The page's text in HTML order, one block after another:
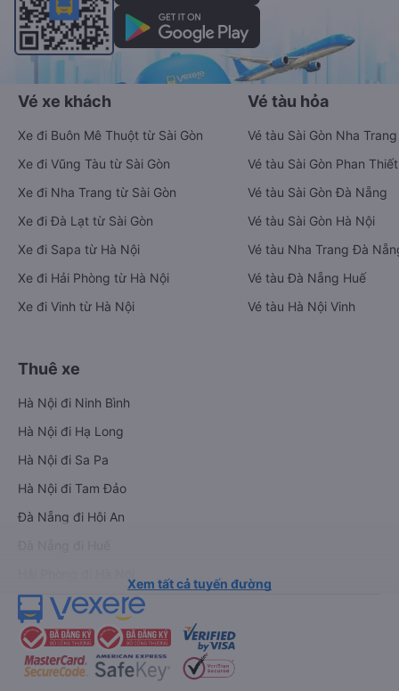
Vé xe khách
Xe đi Buôn Mê Thuột từ Sài Gòn
Xe đi Vũng Tàu từ Sài Gòn
Xe đi Nha Trang từ Sài Gòn
Xe đi Đà Lạt từ Sài Gòn
Xe đi Sapa từ Hà Nội
Xe đi Hải Phòng từ Hà Nội
Xe đi Vinh từ Hà Nội
Vé tàu hỏa
Vé tàu Sài Gòn Nha Trang
Vé tàu Sài Gòn Phan Thiết
Vé tàu Sài Gòn Đà Nẵng
Vé tàu Sài Gòn Hà Nội
Vé tàu Nha Trang Đà
Vé tàu Đà Nẵng Huế
Vé tàu Hà Nội Vinh
Thuê xe
Hà Nội đi Ninh Bình
Hà Nội đi Hạ Long
Hà Nội đi Sa Pa
Hà Nội đi Tam Đảo
Đà Nẵng đi Hội An
Xem tất cả tuyến đường